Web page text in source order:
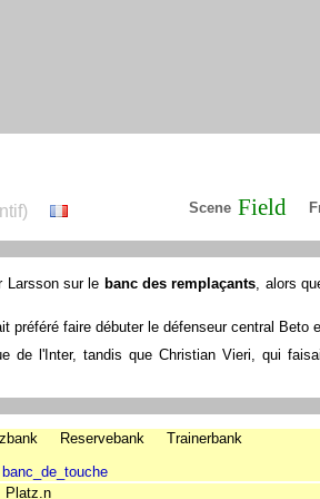
Scene Field
Larsson sur le banc des remplaçants, alors
préféré faire débuter le défenseur central Beto
de l'Inter, tandis que Christian Vieri, qui
Reservebank
Trainerbank
banc_de_touche
Platz.n